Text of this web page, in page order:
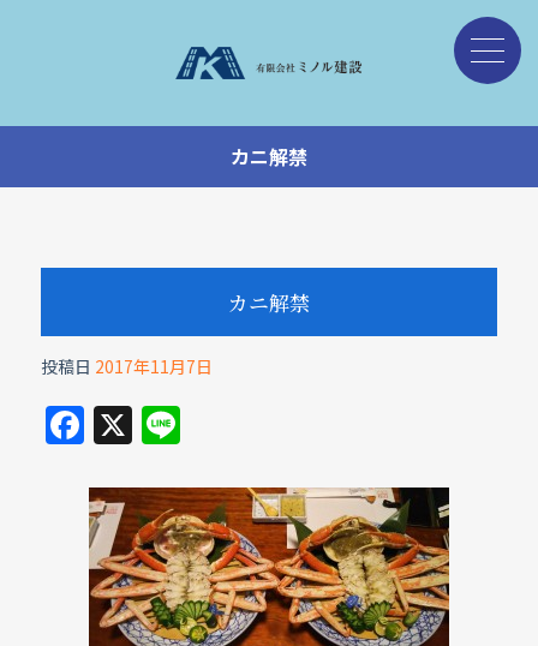
カニ解禁
カニ解禁
投稿日 2017年11月7日
F
a
c
e
b
o
X Li
e